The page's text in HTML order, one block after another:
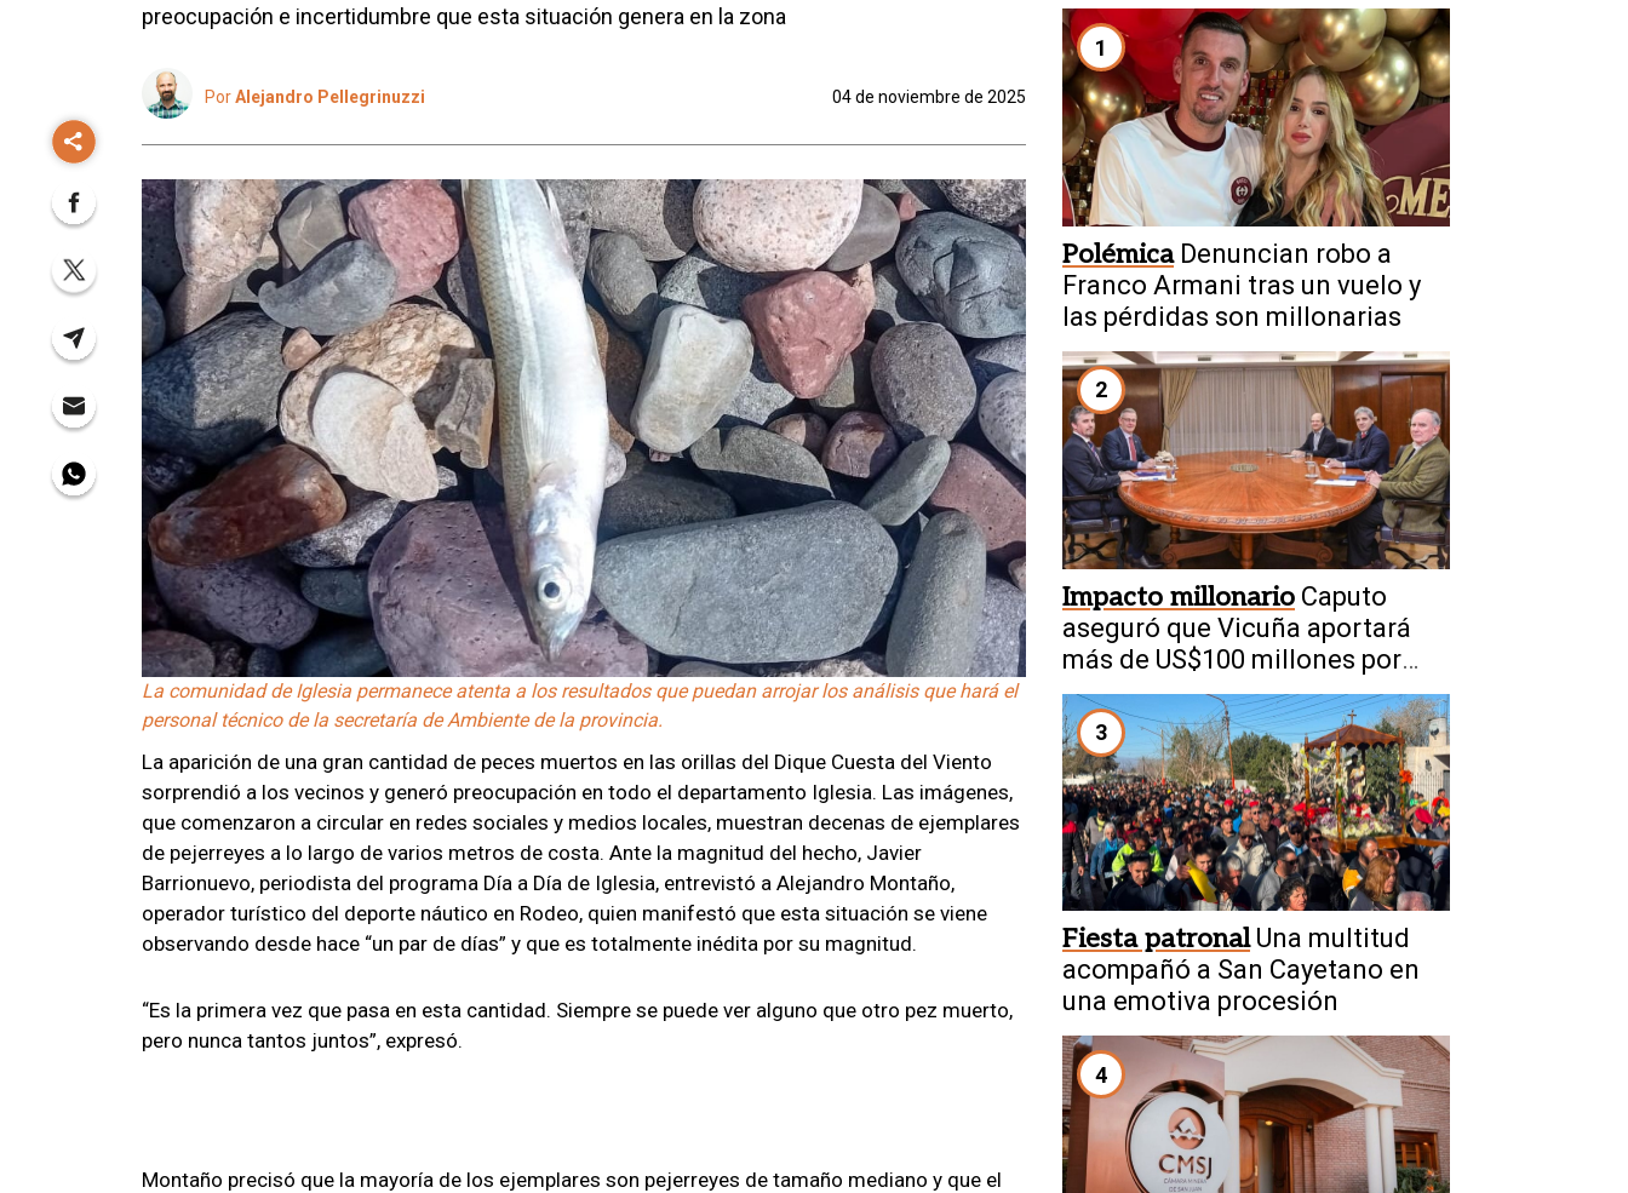
preocupación e incertidumbre que esta situación genera en la zona
PorAlejandro Pellegrinuzzi 04 de noviembre de 2025
La comunidad de Iglesia permanece atenta a los resultados que puedan arrojar los análisis que hará el
personal técnico de la secretaría de Ambiente de la provincia.
La aparición de una gran cantidad de peces muertos en las orillas del Dique Cuesta del Viento
sorprendió a los vecinos y generó preocupación en todo el departamento Iglesia. Las imágenes,
que comenzaron a circular en redes sociales y medios locales, muestran decenas de ejemplares
de pejerreyes a lo largo de varios metros de costa. Ante la magnitud del hecho, Javier
Barrionuevo, periodista del programa Día a Día de Iglesia, entrevistó a Alejandro Montaño,
operador turístico del deporte náutico en Rodeo, quien manifestó que esta situación se viene
observando desde hace “un par de días” y que es totalmente inédita por su magnitud.
“Es la primera vez que pasa en esta cantidad. Siempre se puede ver alguno que otro pez muerto,
pero nunca tantos juntos”, expresó.
Montaño precisó que la mayoría de los ejemplares son pejerreyes de tamaño mediano y que el
1
Polémica Denuncian robo a
Franco Armani tras un vuelo y
las pérdidas son millonarias
2
Impacto millonario Caputo
aseguró que Vicuña aportará
más de US$100 millones por
año a San Juan
3
Fiesta patronal Una multitud
acompañó a San Cayetano en
una emotiva procesión
4